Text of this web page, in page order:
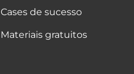
Cases de sucesso
Materiais gratuitos